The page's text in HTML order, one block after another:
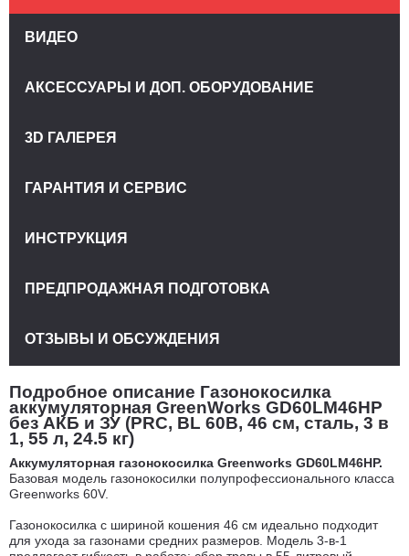
Подробное описание Газонокосилка
аккумуляторная GreenWorks GD60LM46HP
без АКБ и ЗУ (PRC, BL 60В, 46 см, сталь, 3 в
1, 55 л, 24.5 кг)
Аккумуляторная газонокосилка Greenworks GD60LM46HP.
Базовая модель газонокосилки полупрофессионального класса
Greenworks 60V.
Газонокосилка с шириной кошения 46 см идеально подходит
для ухода за газонами средних размеров. Модель 3-в-1
ВИДЕО
АКСЕССУАРЫ И ДОП. ОБОРУДОВАНИЕ
3D ГАЛЕРЕЯ
ГАРАНТИЯ И СЕРВИС
ИНСТРУКЦИЯ
ПРЕДПРОДАЖНАЯ ПОДГОТОВКА
ОТЗЫВЫ И ОБСУЖДЕНИЯ